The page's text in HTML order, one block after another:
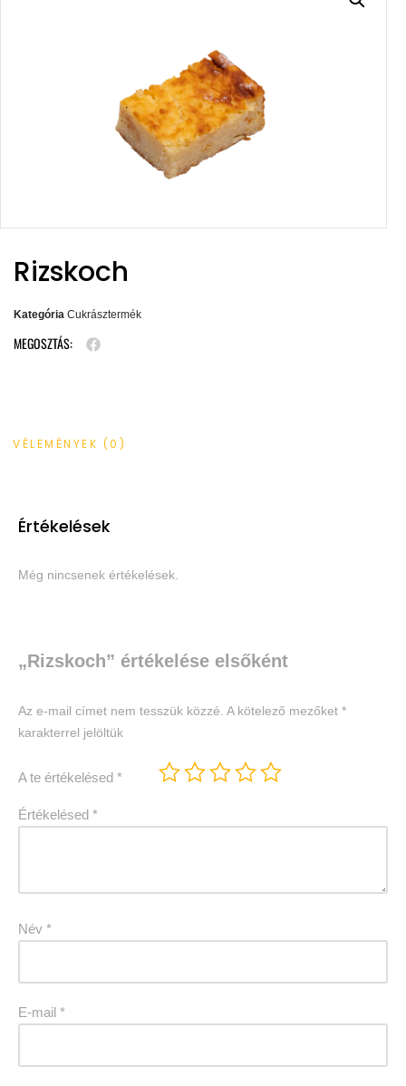
Rizskoch
Kategória Cukrásztermék
MEGOSZTÁS:
VÉLEMÉNYEK (0)
Értékelések
Még nincsenek értékelések.
„Rizskoch” értékelése elsőként
Az e-mail címet nem tesszük közzé. A kötelező mezőket *
karakterrel jelöltük
A te értékelésed *
Értékelésed *
Név *
E-mail *